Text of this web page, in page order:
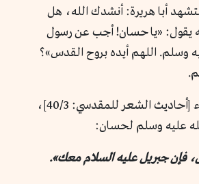
أبا هريرة: أنشدك الله، هل
يقول: «يا حسان! أجب عن رسول
وسلم. اللهم أيده بروح القدس»؟
ومثله حديث البراء [أحاديث الشعر للمقدسي: 40/3]،
عليه وسلم لحسان:
فإن جبريل عليه السلام معك».